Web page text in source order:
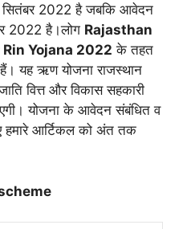
2022 है जबकि आवेदन
2022 है।लोग Rajasthan
Yojana 2022 के तहत
यह ऋण योजना राजस्थान
वित्त और विकास सहकारी
योजना के आवेदन संबंधित व
हमारे आर्टिकल को अंत तक